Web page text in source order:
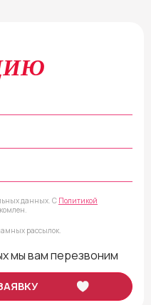
и гармонии с собой.
данных. С Политикой
рассылок.
мы вам перезвоним